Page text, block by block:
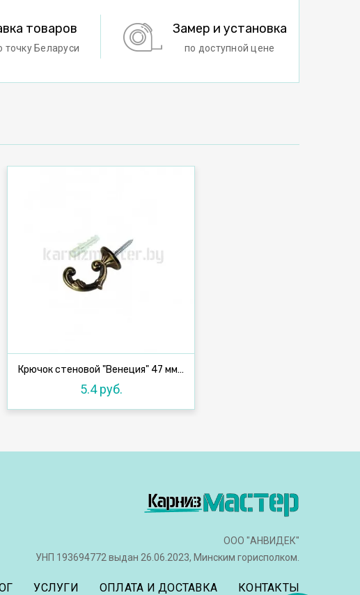
товаров
точку Беларуси
Замер и установка
по доступной цене
Крючок стеновой "Венеция" 47 мм, антик
5.4 руб.
ООО "АНВИДЕК"
УНП 193694772 выдан 26.06.2023, Минским горисполком.
УСЛУГИ ОПЛАТА И ДОСТАВКА КОНТАКТЫ